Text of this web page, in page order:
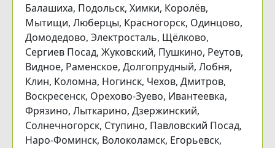
Балашиха, Подольск, Химки, Королёв,
Мытищи, Люберцы, Красногорск, Одинцово,
Домодедово, Электросталь, Щёлково,
Сергиев Посад, Жуковский, Пушкино, Реутов,
Видное, Раменское, Долгопрудный, Лобня,
Клин, Коломна, Ногинск, Чехов, Дмитров,
Воскресенск, Орехово-Зуево, Ивантеевка,
Фрязино, Лыткарино, Дзержинский,
Солнечногорск, Ступино, Павловский Посад,
Наро-Фоминск, Волоколамск, Егорьевск,